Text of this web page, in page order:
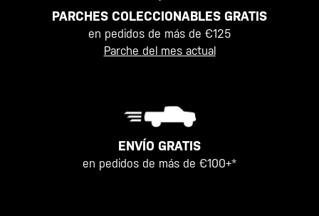
PARCHES COLECCIONABLES GRATIS
en pedidos de más de €125
Parche del mes actual
ENVÍO GRATIS
en pedidos de más de €100+*